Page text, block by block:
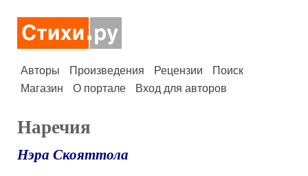
Авторы Произведения Рецензии
Поиск
Магазин
О портале Вход для авторов
Наречия
Нэра Скояттола